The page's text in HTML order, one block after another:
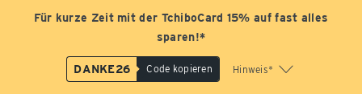
Für kurze Zeit mit der TchiboCard 15% auf fast alles
sparen!*
DANKE26 Code kopieren Hinweis*